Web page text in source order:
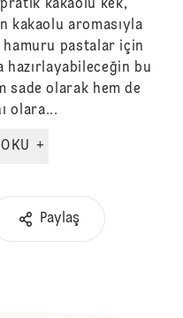
kakaolu kek,
kakaolu aromasıyla
pastalar için
hazırlayabileceğin bu
sade olarak hem de
olara...
DEVAMINI OKU +
Paylaş